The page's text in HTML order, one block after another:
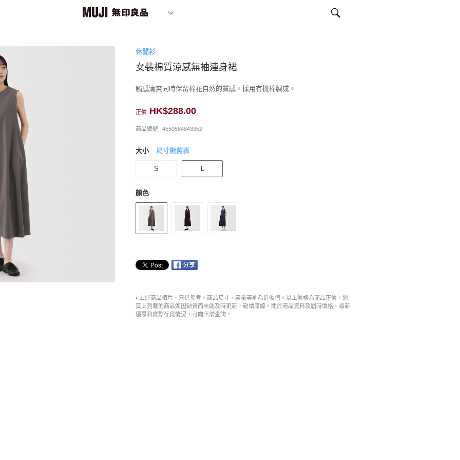
休閒衫
女裝棉質涼感無袖連身裙
觸感清爽同時保留棉花自然的質感。採用有機棉製成。
正價 HK$288.00
商品編號 4550584843952
大小 尺寸對照表
S L
顏色
• 上述商品相片、只供參考。商品尺寸、容量等則為近似值。以上價格為商品正價。網
頁上列載的商品如因缺貨而未能及時更新，敬請原諒。關於商品資料及屆時價格、最新
優惠和實際存貨情況，可向店舖查詢。